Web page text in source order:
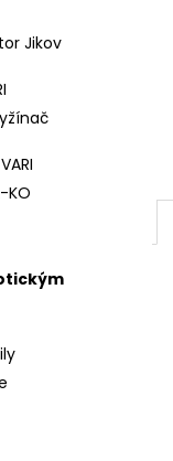
Jikov
KO